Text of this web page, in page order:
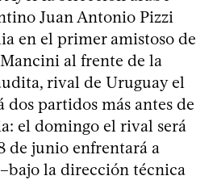
Juan Antonio Pizzi
en el primer amistoso de
al frente de la
rival de Uruguay el
dos partidos más antes de
el domingo el rival será
de junio enfrentará a
la dirección técnica